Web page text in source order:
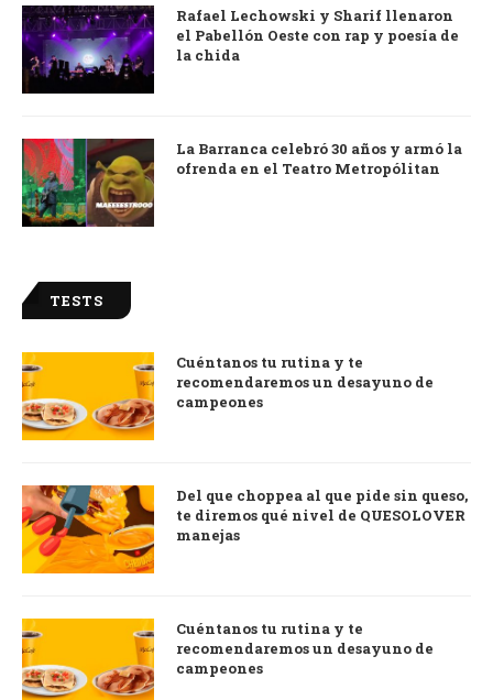
Rafael Lechowski y Sharif llenaron
el Pabellón Oeste con rap y poesía de
la chida
La Barranca celebró 30 años y armó la
ofrenda en el Teatro Metropólitan
TESTS
Cuéntanos tu rutina y te
recomendaremos un desayuno de
campeones
Del que choppea al que pide sin queso,
te diremos qué nivel de QUESOLOVER
manejas
Cuéntanos tu rutina y te
recomendaremos un desayuno de
campeones